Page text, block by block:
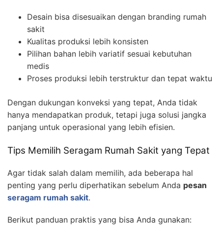
Desain bisa disesuaikan dengan branding rumah
sakit
Kualitas produksi lebih konsisten
Pilihan bahan lebih variatif sesuai kebutuhan
medis
Proses produksi lebih terstruktur dan tepat waktu
Dengan dukungan konveksi yang tepat, Anda tidak
hanya mendapatkan produk, tetapi juga solusi jangka
panjang untuk operasional yang lebih efisien.
Tips Memilih Seragam Rumah Sakit yang Tepat
Agar tidak salah dalam memilih, ada beberapa hal
penting yang perlu diperhatikan sebelum Anda pesan
seragam rumah sakit.
Berikut panduan praktis yang bisa Anda gunakan: